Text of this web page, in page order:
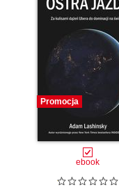
Promocja
ebook